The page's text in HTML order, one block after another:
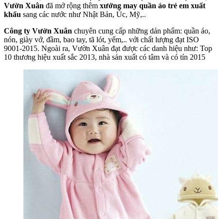
Vườn Xuân đã mở rộng thêm xưởng may quần áo trẻ em xuất
khẩu sang các nước như Nhật Bản, Úc, Mỹ,..
Công ty Vườn Xuân chuyên cung cấp những dản phẩm: quần áo,
nón, giày vớ, đầm, bao tay, tã lót, yếm,.. với chất lượng đạt ISO
9001-2015. Ngoài ra, Vườn Xuân đạt được các danh hiệu như: Top
10 thương hiệu xuất sắc 2013, nhà sản xuất có tâm và có tín 2015